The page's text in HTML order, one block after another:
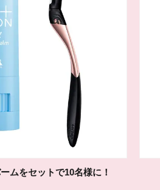
ムをセットで10名様に！